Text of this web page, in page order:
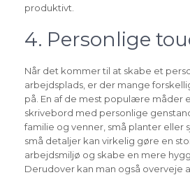
produktivt.
4. Personlige
Når det kommer til at skabe et
arbejdsplads, er der mange
på. En af de mest populære måder
skrivebord med personlige
familie og venner, små planter eller
små detaljer kan virkelig gøre en
arbejdsmiljø og skabe en mere
Derudover kan man også overveje